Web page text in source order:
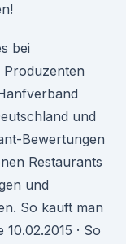
bei
und
Bewertungen
Restaurants
und
So kauft man
· So